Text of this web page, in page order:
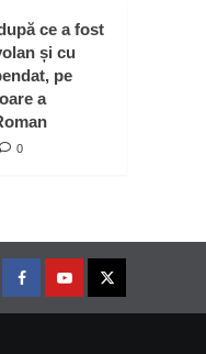
ce a fost
și cu
pe
a
0
FacebookYoutubeTwitter